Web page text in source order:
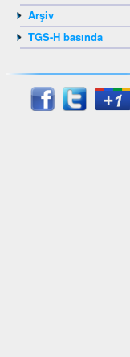
Arşiv
TGS-H basında